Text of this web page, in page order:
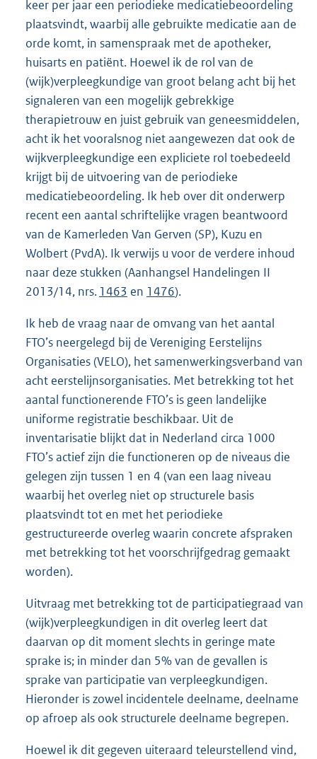
keer per jaar een periodieke medicatiebeoordeling
plaatsvindt, waarbij alle gebruikte medicatie aan de
orde komt, in samenspraak met de apotheker,
huisarts en patiënt. Hoewel ik de rol van de
(wijk)verpleegkundige van groot belang acht bij het
signaleren van een mogelijk gebrekkige
therapietrouw en juist gebruik van geneesmiddelen,
acht ik het vooralsnog niet aangewezen dat ook de
wijkverpleegkundige een expliciete rol toebedeeld
krijgt bij de uitvoering van de periodieke
medicatiebeoordeling. Ik heb over dit onderwerp
recent een aantal schriftelijke vragen beantwoord
van de Kamerleden Van Gerven (SP), Kuzu en
Wolbert (PvdA). Ik verwijs u voor de verdere inhoud
naar deze stukken (Aanhangsel Handelingen II
2013/14, nrs. 1463 en 1476).
Ik heb de vraag naar de omvang van het aantal
FTO’s neergelegd bij de Vereniging Eerstelijns
Organisaties (VELO), het samenwerkingsverband van
acht eerstelijnsorganisaties. Met betrekking tot het
aantal functionerende FTO’s is geen landelijke
uniforme registratie beschikbaar. Uit de
inventarisatie blijkt dat in Nederland circa 1000
FTO’s actief zijn die functioneren op de niveaus die
gelegen zijn tussen 1 en 4 (van een laag niveau
waarbij het overleg niet op structurele basis
plaatsvindt tot en met het periodieke
gestructureerde overleg waarin concrete afspraken
met betrekking tot het voorschrijfgedrag gemaakt
worden).
Uitvraag met betrekking tot de participatiegraad van
(wijk)verpleegkundigen in dit overleg leert dat
daarvan op dit moment slechts in geringe mate
sprake is; in minder dan 5% van de gevallen is
sprake van participatie van verpleegkundigen.
Hieronder is zowel incidentele deelname, deelname
op afroep als ook structurele deelname begrepen.
Hoewel ik dit gegeven uiteraard teleurstellend vind,